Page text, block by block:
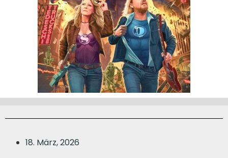
18. März, 2026